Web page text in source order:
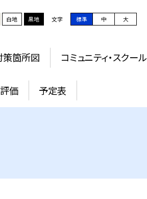
白地 黒地 文字 標準 中 大
策箇所図 コミュニティ・スクール
価 予定表